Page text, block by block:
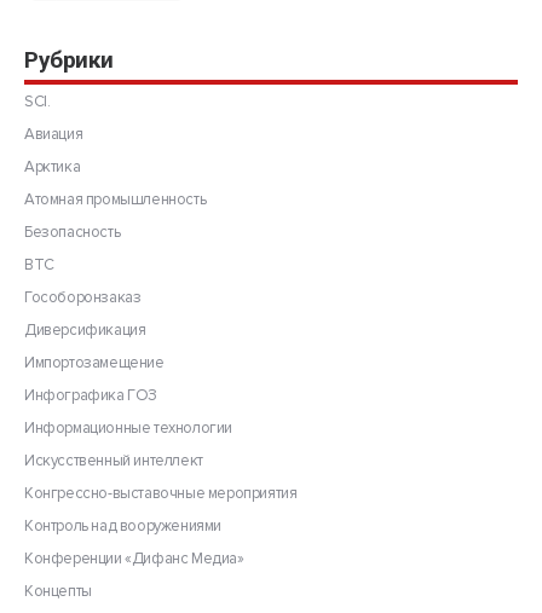
Рубрики
SCI.
Авиация
Арктика
Атомная промышленность
Безопасность
ВТС
Гособоронзаказ
Диверсификация
Импортозамещение
Инфографика ГОЗ
Информационные технологии
Искусственный интеллект
Конгрессно-выставочные мероприятия
Контроль над вооружениями
Конференции «Дифанс Медиа»
Концепты